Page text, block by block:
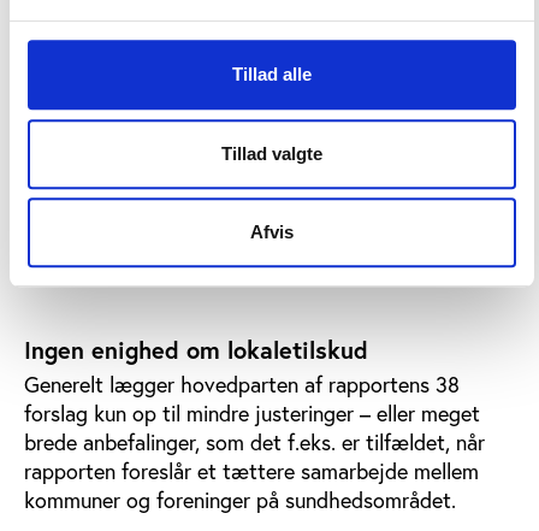
Tillad alle
Tillad valgte
Afvis
tilbagevenden til de afskaffede 5-procentpuljer, men
i modsætning til tidligere bør der efter udvalgets
mening ikke være et krav om, at puljerne har en
bestemt størrelse. Desuden skal kommunerne kunne
fravige kravet om deltagerbetaling for
foreningsaktiviteter for at kunne nå ressourcesvage
grupper, ligesom kommunerne skal kunne anvise
institutioner, der er fuldt skattefinansierede. Det er
ikke muligt i dag.
Ingen enighed om lokaletilskud
Generelt lægger hovedparten af rapportens 38
forslag kun op til mindre justeringer – eller meget
brede anbefalinger, som det f.eks. er tilfældet, når
rapporten foreslår et tættere samarbejde mellem
kommuner og foreninger på sundhedsområdet.